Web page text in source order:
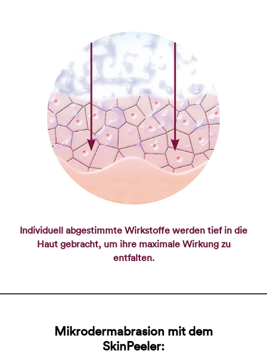
Individuell abgestimmte Wirkstoffe werden tief in die
Haut gebracht, um ihre maximale Wirkung zu
entfalten.
Mikrodermabrasion mit dem
SkinPeeler: